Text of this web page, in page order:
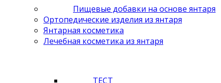
Пищевые добавки на основе янтаря
Ортопедические изделия из янтаря
Янтарная косметика
Лечебная косметика из янтаря
ТЕСТ